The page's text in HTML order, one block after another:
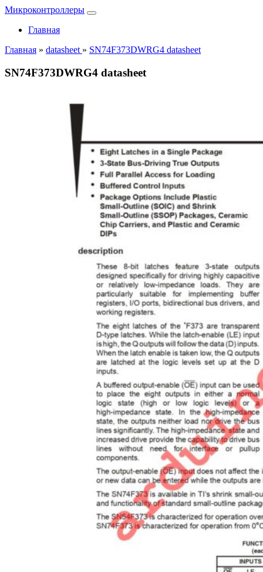
Микроконтроллеры
Главная
Главная » datasheet » SN74F373DWRG4 datasheet
SN74F373DWRG4 datasheet